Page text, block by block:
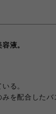
液。
る。
を配合した